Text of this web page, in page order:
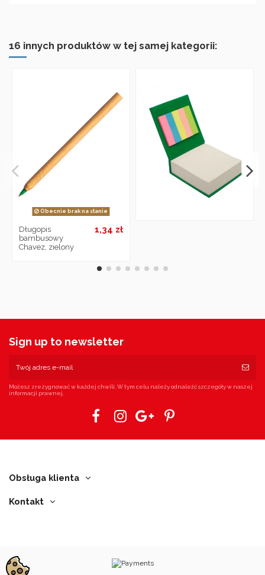
16 innych produktów w tej samej kategorii:
Obecnie brak na stanie
Długopis
bambusowy
Chavez, zielony
1,34 zł
Sign up to newsletter
Możesz zrezygnować w każdej chwili. W tym celu należy odnaleźć szczegóły w naszej
informacji prawnej.
Obsługa klienta
Kontakt